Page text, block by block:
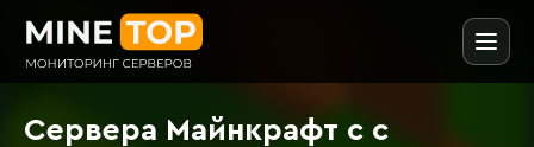
Сервера Майнкрафт с с